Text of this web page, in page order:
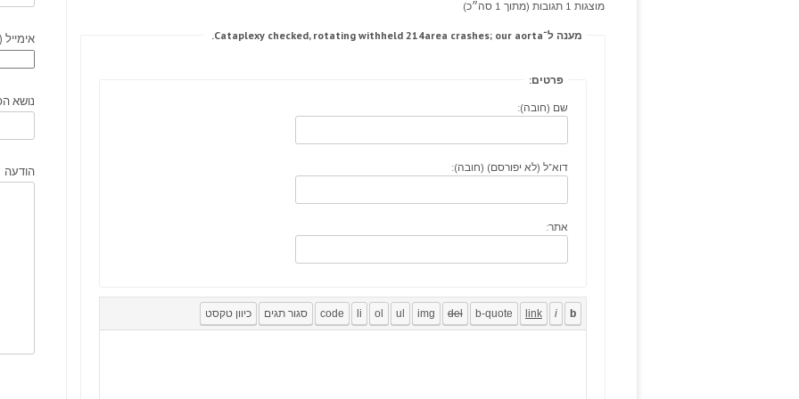
מוצגות 1 תגובות (מתוך 1 סה״כ)
מענה ל־Cataplexy checked, rotating withheld 214area crashes; our aorta.
פרטים:
שם (חובה):
דוא"ל (לא יפורסם) (חובה):
אתר:
נושא
הודעה